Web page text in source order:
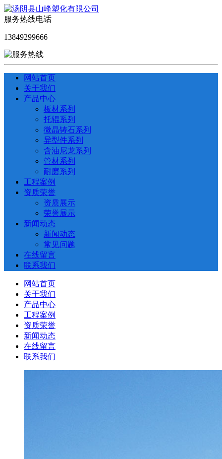
服务热线电话
13849299666
网站首页
关于我们
产品中心
板材系列
托辊系列
微晶铸石系列
异型件系列
含油尼龙系列
管材系列
耐磨系列
工程案例
资质荣誉
资质展示
荣誉展示
新闻动态
新闻动态
常见问题
在线留言
联系我们
网站首页
关于我们
产品中心
工程案例
资质荣誉
新闻动态
在线留言
联系我们